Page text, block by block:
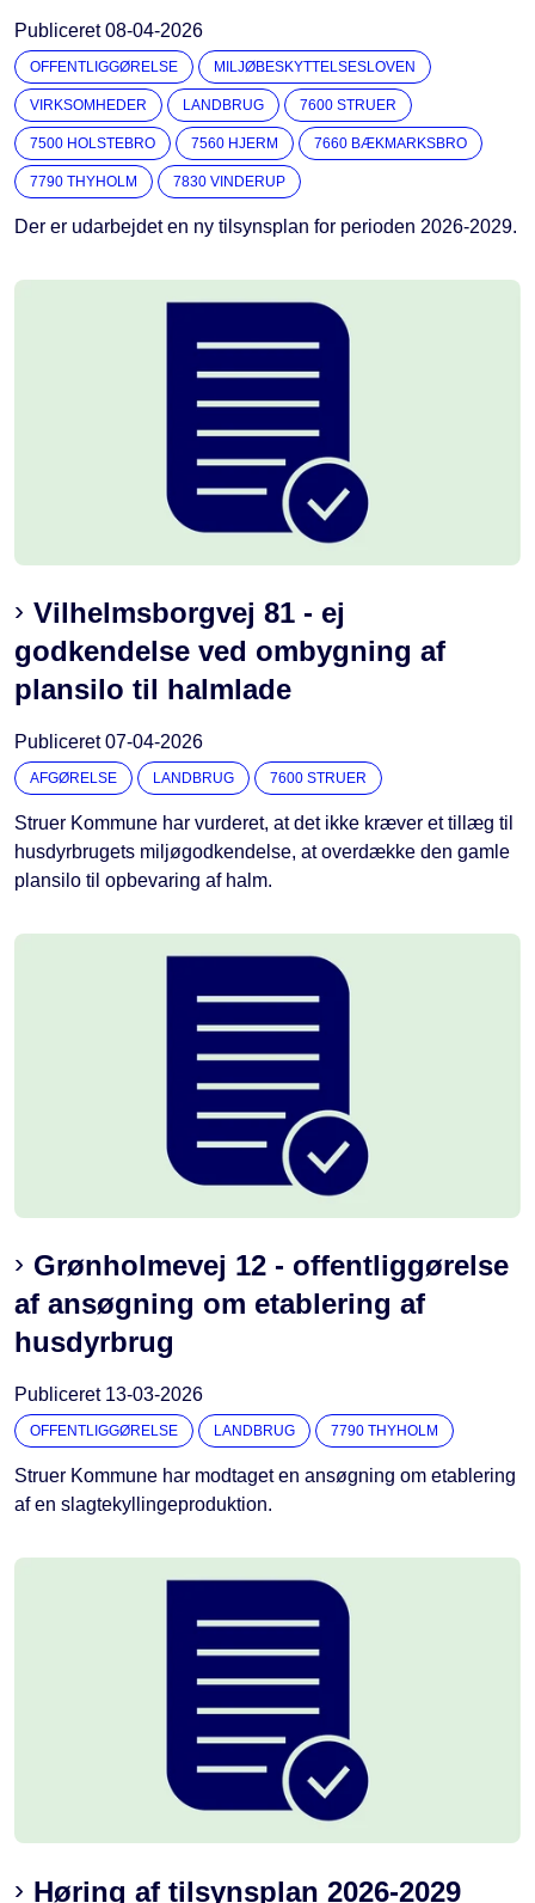
Publiceret08-04-2026
OFFENTLIGGØRELSE MILJØBESKYTTELSESLOVEN
VIRKSOMHEDER LANDBRUG 7600 STRUER
7500 HOLSTEBRO 7560 HJERM 7660 BÆKMARKSBRO
7790 THYHOLM 7830 VINDERUP
Der er udarbejdet en ny tilsynsplan for perioden 2026-2029.
Vilhelmsborgvej 81 - ej
godkendelse ved ombygning af
plansilo til halmlade
Publiceret07-04-2026
AFGØRELSE LANDBRUG 7600 STRUER
Struer Kommune har vurderet, at det ikke kræver et tillæg til
husdyrbrugets miljøgodkendelse, at overdække den gamle
plansilo til opbevaring af halm.
Grønholmevej 12 - offentliggørelse
af ansøgning om etablering af
husdyrbrug
Publiceret 13-03-2026
OFFENTLIGGØRELSE LANDBRUG 7790 THYHOLM
Struer Kommune har modtaget en ansøgning om etablering
af en slagtekyllingeproduktion.
Høring af tilsynsplan 2026-2029